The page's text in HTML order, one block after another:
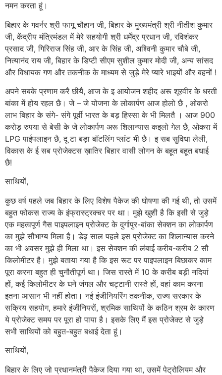
नमन करता हूं।
बिहार के गवर्नर श्री फागू चौहान जी, बिहार के मुख्यमंत्री श्री नीतीश कुमार
जी, केंद्रीय मंत्रिमंडल में मेरे सहयोगी श्री धर्मेंद्र प्रधान जी, रविशंकर
प्रसाद जी, गिरिराज सिंह जी, आर के सिंह जी, अश्विनी कुमार चौबे जी,
नित्यानंद राय जी, बिहार के डिप्टी सीएम सुशील कुमार मोदी जी, अन्य सांसद
और विधायक गण और तकनीक के माध्यम से जुड़े मेरे प्यारे भाइयों और बहनों !
अपने सबके प्रणाम करै छीयै, आज के इ आयोजन शहीद अरू शूरवीर के धरती
बांका में होय रहल छै। जे – जे योजना के लोकार्पण आज होलो छै , ओकरो
लाभ बिहार के संगे- संगे पूर्वी भारत के बड़ हिस्सा के भी मिलतै । आज 900
करोड़ रुपया से बेसी के जे लोकार्पण अरू शिलान्यास कइलो गेल छै, ओकरा में
LPG पाईपलाइन छै, दू टा बड़ा बॉटलिंग प्लांट भी छै। इ सब सुविधा लेली,
विकास के ई सब प्रोजेक्टस ख़ातिर बिहार वासी लोगन के बहूत बहूत बधाई
छै!
साथियों,
कुछ वर्ष पहले जब बिहार के लिए विशेष पैकेज की घोषणा की गई थी, तो उसमें
बहुत फोकस राज्य के इंफ्रास्ट्रक्चर पर था। मुझे खुशी है कि इसी से जुड़े
एक महत्वपूर्ण गैस पाइपलाइन प्रोजेक्ट के दुर्गापुर-बांका सेक्शन का लोकार्पण
का मुझे सौभाग्य मिला है। डेढ़ साल पहले इस प्रोजेक्ट का शिलान्यास करने
का भी अवसर मुझे ही मिला था। इस सेक्शन की लंबाई करीब-करीब 2 सौ
किलोमीटर है। मुझे बताया गया है कि इस रूट पर पाइपलाइन बिछाकर काम
पूरा करना बहुत ही चुनौतीपूर्ण था। जिस रास्ते में 10 के करीब बड़ी नदियां
हों, कई किलोमीटर के घने जंगल और चट्टानी रास्ते हों, वहां काम करना
इतना आसान भी नहीं होता। नई इंजीनियरिंग तकनीक, राज्य सरकार के
सक्रिय सहयोग, हमारे इंजीनियरों, श्रमिक साथियों के कठिन श्रम के कारण
ये प्रोजेक्ट समय पर पूरा हो पाया है। इसके लिए मैं इस प्रोजेक्ट से जुड़े
सभी साथियों को बहुत-बहुत बधाई देता हूं।
साथियों,
बिहार के लिए जो प्रधानमंत्री पैकेज दिया गया था, उसमें पेट्रोलियम और